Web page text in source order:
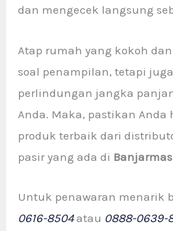
dan mengecek langsung
Atap rumah yang kokoh
soal penampilan, tetapi
perlindungan jangka
Anda. Maka, pastikan Anda
produk terbaik dari
pasir yang ada di
Untuk penawaran menarik
0616-8504atau 0888-0639-